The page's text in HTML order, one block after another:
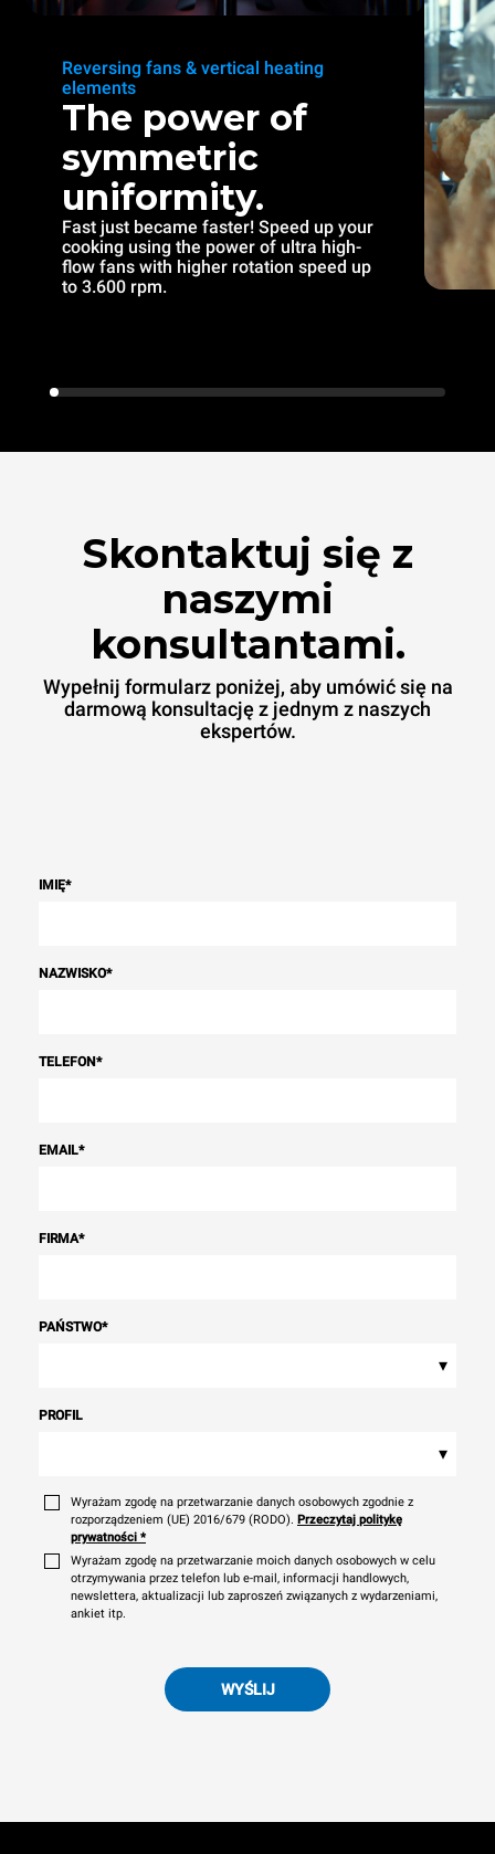
Reversing fans & vertical heating
elements
The power of
symmetric
uniformity.
Fast just became faster! Speed up your
cooking using the power of ultra high-
flow fans with higher rotation speed up
to 3.600 rpm.
Skontaktuj się z
naszymi
konsultantami.
Wypełnij formularz poniżej, aby umówić się na
darmową konsultację z jednym z naszych
ekspertów.
IMIĘ*
NAZWISKO*
TELEFON*
EMAIL*
FIRMA*
PAŃSTWO*
▾
PROFIL
▾
Wyrażam zgodę na przetwarzanie danych osobowych zgodnie z
rozporządzeniem (UE) 2016/679 (RODO). Przeczytaj politykę
prywatności *
Wyrażam zgodę na przetwarzanie moich danych osobowych w celu
otrzymywania przez telefon lub e-mail, informacji handlowych,
newslettera, aktualizacji lub zaproszeń związanych z wydarzeniami,
ankiet itp.
WYŚLIJ